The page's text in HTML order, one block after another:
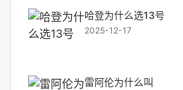
哈登为什么选13号
2025-12-17
雷阿伦为什么叫